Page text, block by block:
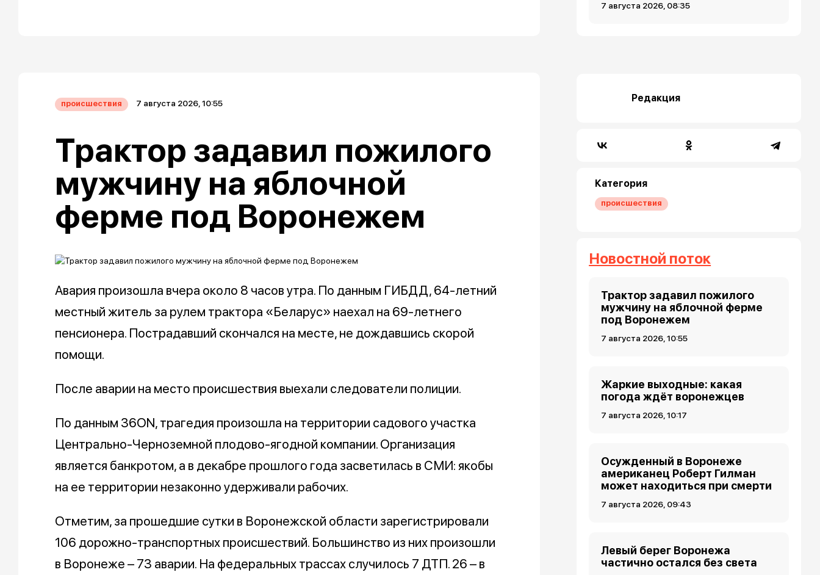
7 августа 2026, 08:35
происшествия 7 августа 2026, 10:55
Трактор задавил пожилого
мужчину на яблочной
ферме под Воронежем
Авария произошла вчера около 8 часов утра. По данным ГИБДД, 64-летний
местный житель за рулем трактора «Беларус» наехал на 69-летнего
пенсионера. Пострадавший скончался на месте, не дождавшись скорой
помощи.
После аварии на место происшествия выехали следователи полиции.
По данным 36ON, трагедия произошла на территории садового участка
Центрально-Черноземной плодово-ягодной компании. Организация
является банкротом, а в декабре прошлого года засветилась в СМИ: якобы
на ее территории незаконно удерживали рабочих.
Отметим, за прошедшие сутки в Воронежской области зарегистрировали
106 дорожно-транспортных происшествий. Большинство из них произошли
в Воронеже – 73 аварии. На федеральных трассах случилось 7 ДТП. 26 – в
Редакция
Категория
происшествия
Новостной поток
Трактор задавил пожилого
мужчину на яблочной ферме
под Воронежем
7 августа 2026, 10:55
Жаркие выходные: какая
погода ждёт воронежцев
7 августа 2026, 10:17
Осужденный в Воронеже
американец Роберт Гилман
может находиться при смерти
7 августа 2026, 09:43
Левый берег Воронежа
частично остался без света